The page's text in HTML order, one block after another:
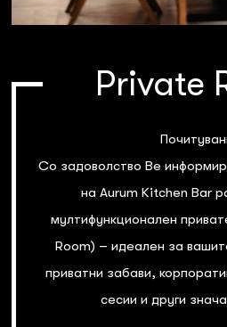
Private
Со задоволство Ве
на Aurum Kitchen Bar
мултифункционален
Room) – идеален за
приватни забави,
сесии и други